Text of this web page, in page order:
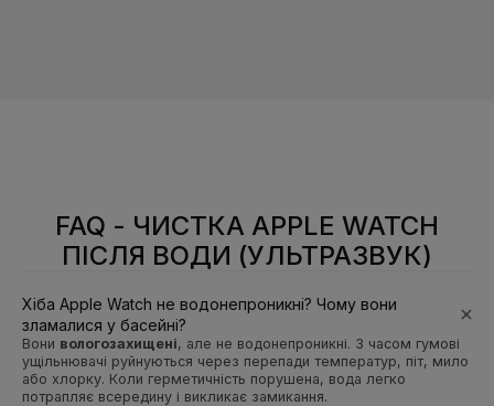
FAQ - ЧИСТКА APPLE WATCH
ПІСЛЯ ВОДИ (УЛЬТРАЗВУК)
Хіба Apple Watch не водонепроникні? Чому вони
зламалися у басейні?
Вони вологозахищені, але не водонепроникні. З часом гумові
ущільнювачі руйнуються через перепади температур, піт, мило
або хлорку. Коли герметичність порушена, вода легко
потрапляє всередину і викликає замикання.